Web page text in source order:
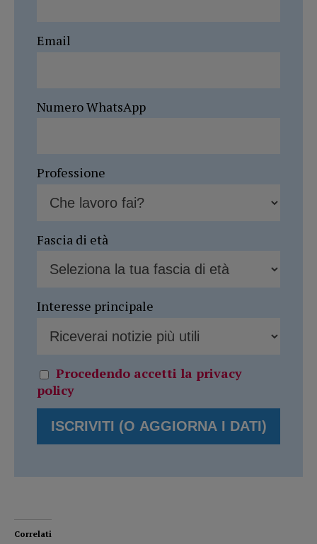
Email
Numero WhatsApp
Professione
Fascia di età
Interesse principale
Procedendo accetti la privacy
policy
Correlati